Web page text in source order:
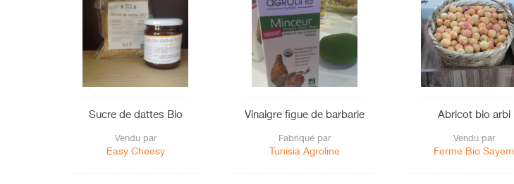
Sucre de dattes Bio
Vendu par
Easy Cheesy
Vinaigre figue de barbarie
Fabriqué par
Tunisia Agroline
Abricot bio arbi
Vendu par
Ferme Bio Sayem